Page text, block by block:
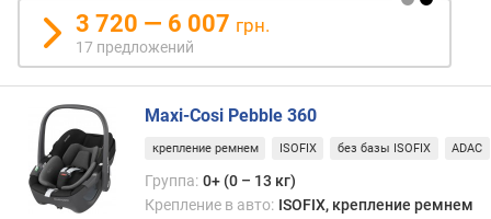
3 720 — 6 007 грн.
17 предложений
Maxi-Cosi Pebble 360
крепление ремнем ISOFIX без базы ISOFIX ADAC
Группа: 0+ (0 – 13 кг)
Крепление в авто: ISOFIX, крепление ремнем